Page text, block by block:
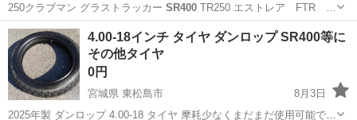
250クラブマン グラストラッカー SR400TR250 エストレア FTR …
富山 小矢部市 ホンダ YZF
4.00-18インチ タイヤ ダンロップ SR400等に
その他タイヤ
0円
宮城県 東松島市
8月3日
2025年製 ダンロップ 4.00-18 タイヤ 摩耗少なくまだまだ使用可能です